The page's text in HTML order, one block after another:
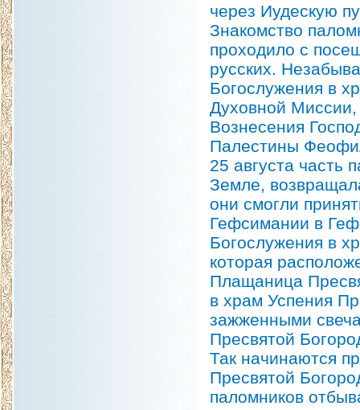
через Иудескую
Знакомство
проходило с
русских.
Богослужения в
Духовной
Вознесения
Палестины
25 августа часть
Земле,
они смогли
Гефсимании в
Богослужения в
которая
Плащаница
в храм Успения
зажженными
Пресвятой
Так начинаются
Пресвятой
паломников